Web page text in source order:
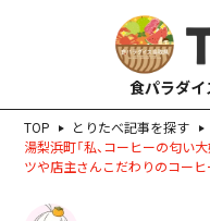
食パラダイ
TOP
とりたべ記事を探す
湯梨浜町「私、コーヒーの匂い
ツや店主さんこだわりのコーヒ